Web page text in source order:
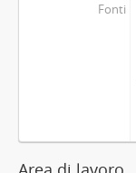
Fonti